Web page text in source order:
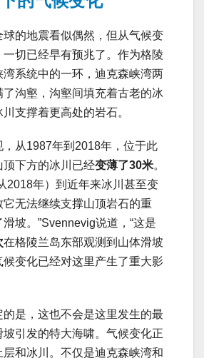
的地震看似偶然，但从气候变
切已经早有预兆了。作为格陵
湾系统中的一环，迪克森峡湾两
沟壑，沟壑间填充着古老的冰
支撑着更高处的岩石。
，从1987年到2018年，位于此
顶下方的冰川已经变薄了30米。
2018年）到近年来冰川甚至变
无法继续支撑山顶岩石的重
坡。”Svennevig说道，“这是
在格陵兰岛东部观测到山体滑坡
变化已经对这里产生了重大影
的是，这也不会是这里发生的最
坡引发的特大海啸。气候变化正
和冰川。不仅是迪克森峡湾和